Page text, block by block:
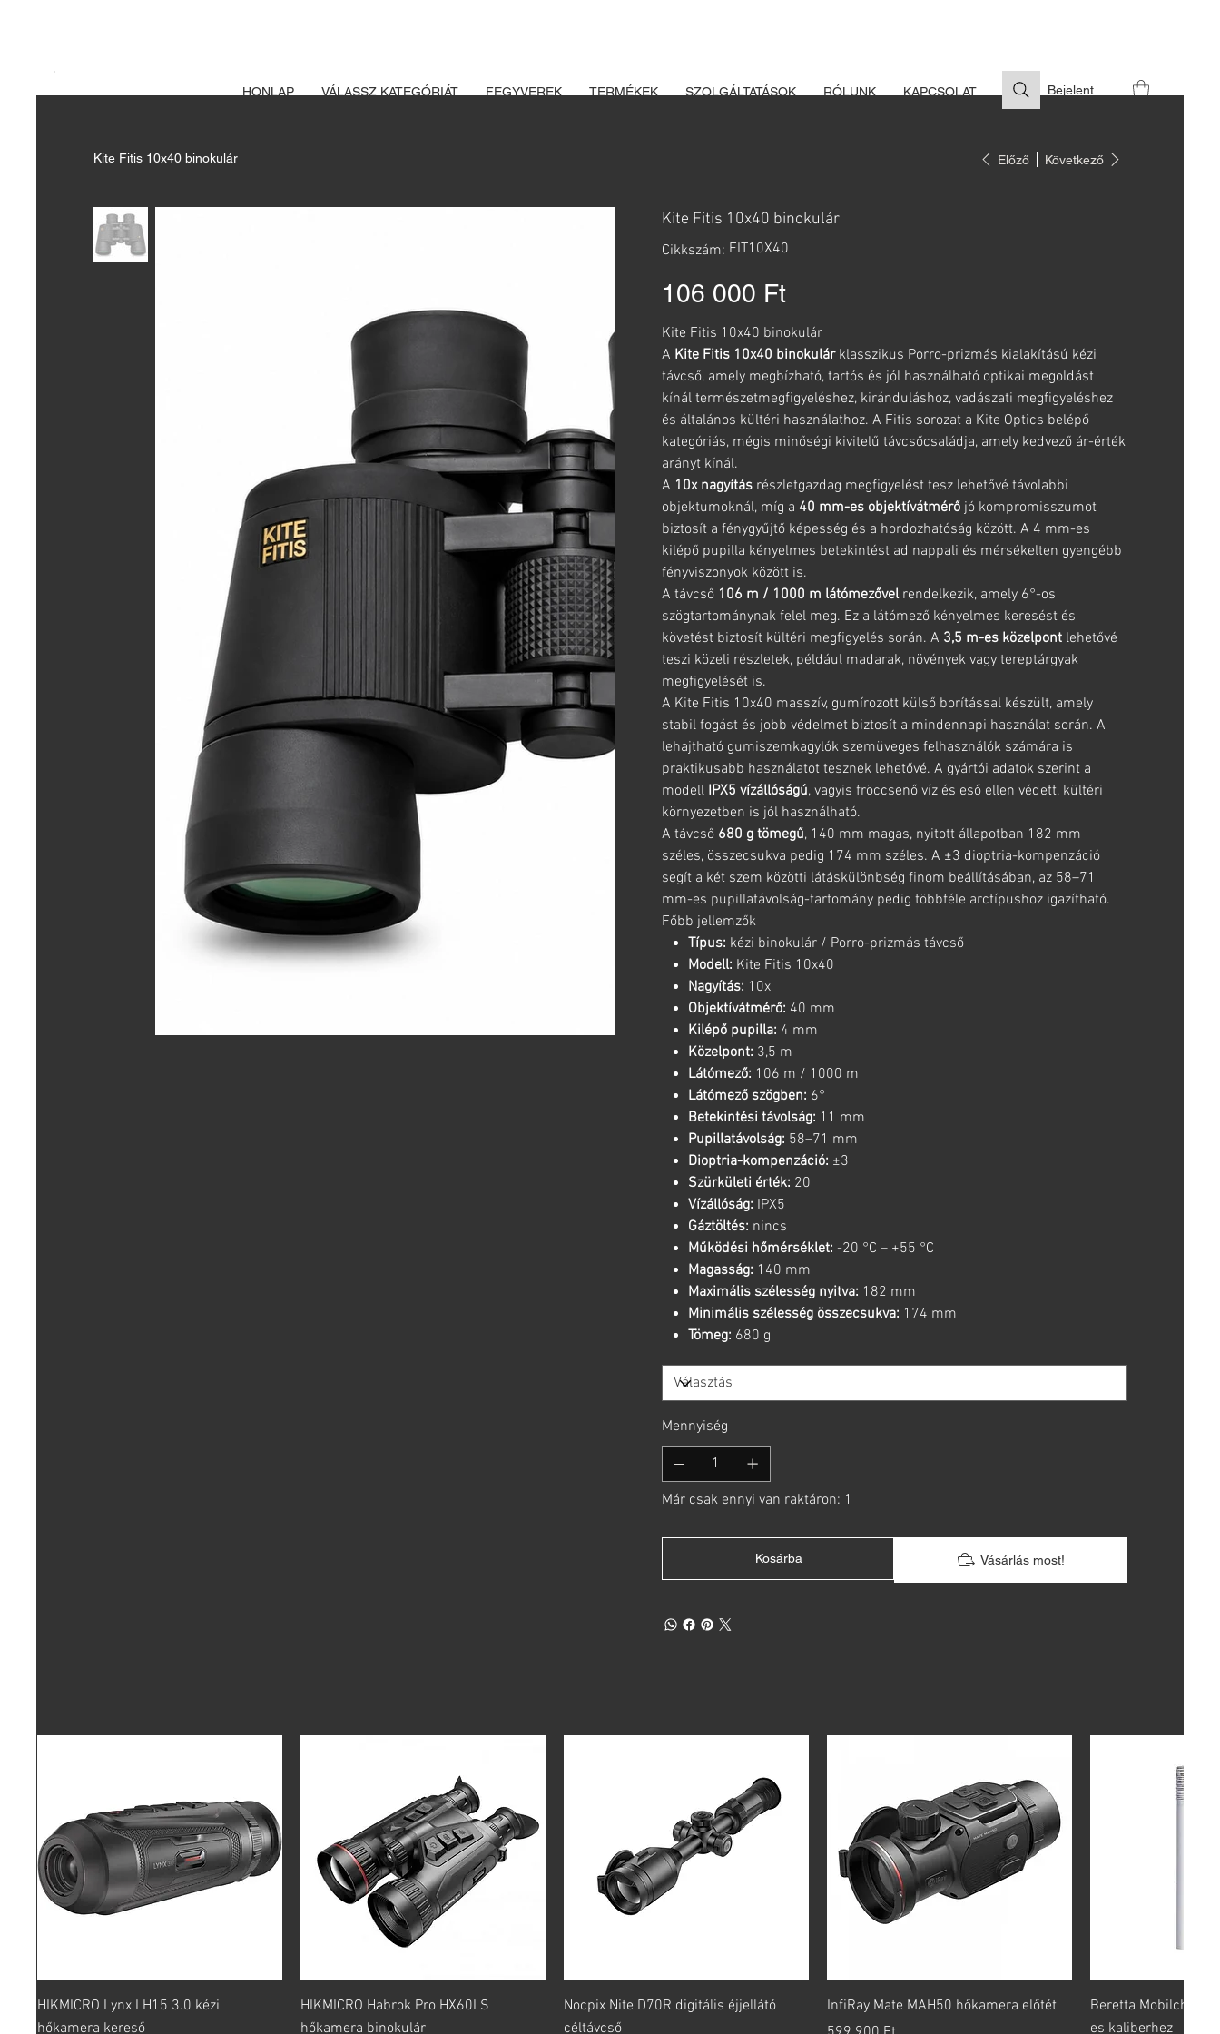
Bejelentkezés
HONLAP VÁLASSZ KATEGÓRIÁT FEGYVEREK TERMÉKEK SZOLGÁLTATÁSOK RÓLUNK KAPCSOLAT
Kite Fitis 10x40 binokulár Előző Következő
Kite Fitis 10x40 binokulár
Cikkszám: Cikkszám:
FIT10X40
FIT10X40
106 000 Ft
Kite Fitis 10x40 binokulár
A Kite Fitis 10x40 binokulárklasszikus Porro-prizmás kialakítású kézi
távcső, amely megbízható, tartós és jól használható optikai megoldást
kínál természetmegfigyeléshez, kiránduláshoz, vadászati megfigyeléshez
és általános kültéri használathoz. A Fitis sorozat a Kite Optics belépő
kategóriás, mégis minőségi kivitelű távcsőcsaládja, amely kedvező ár-érték
arányt kínál.
A 10x nagyításrészletgazdag megfigyelést tesz lehetővé távolabbi
objektumoknál, míg a 40 mm-es objektívátmérőjó kompromisszumot
biztosít a fénygyűjtő képesség és a hordozhatóság között. A 4 mm-es
kilépő pupilla kényelmes betekintést ad nappali és mérsékelten gyengébb
fényviszonyok között is.
A távcső 106 m / 1000 m látómezővelrendelkezik, amely 6°-os
szögtartománynak felel meg. Ez a látómező kényelmes keresést és
követést biztosít kültéri megfigyelés során. A 3,5 m-es közelpontlehetővé
teszi közeli részletek, például madarak, növények vagy tereptárgyak
megfigyelését is.
A Kite Fitis 10x40 masszív, gumírozott külső borítással készült, amely
stabil fogást és jobb védelmet biztosít a mindennapi használat során. A
lehajtható gumiszemkagylók szemüveges felhasználók számára is
praktikusabb használatot tesznek lehetővé. A gyártói adatok szerint a
modell IPX5 vízállóságú, vagyis fröccsenő víz és eső ellen védett, kültéri
környezetben is jól használható.
A távcső 680 g tömegű, 140 mm magas, nyitott állapotban 182 mm
széles, összecsukva pedig 174 mm széles. A ±3 dioptria-kompenzáció
segít a két szem közötti látáskülönbség finom beállításában, az 58–71
mm-es pupillatávolság-tartomány pedig többféle arctípushoz igazítható.
Főbb jellemzők
Típus: kézi binokulár / Porro-prizmás távcső
Modell: Kite Fitis 10x40
Nagyítás: 10x
Objektívátmérő: 40 mm
Kilépő pupilla: 4 mm
Közelpont: 3,5 m
Látómező: 106 m / 1000 m
Látómező szögben: 6°
Betekintési távolság: 11 mm
Pupillatávolság: 58–71 mm
Dioptria-kompenzáció: ±3
Szürkületi érték: 20
Vízállóság: IPX5
Gáztöltés: nincs
Működési hőmérséklet: -20 °C – +55 °C
Magasság: 140 mm
Maximális szélesség nyitva: 182 mm
Minimális szélesség összecsukva: 174 mm
Tömeg: 680 g
Mennyiség
Már csak ennyi van raktáron: 1
Kosárba Vásárlás most!
Gyorsnézet
HIKMICRO Lynx LH15 3.0 kézi
hőkamera kereső
Gyorsnézet
HIKMICRO Habrok Pro HX60LS
hőkamera binokulár
Gyorsnézet
Nocpix Nite D70R digitális éjjellátó
céltávcső
Gyorsnézet
InfiRay Mate MAH50 hőkamera előtét
Beretta Mobilchoke
es kaliberhez